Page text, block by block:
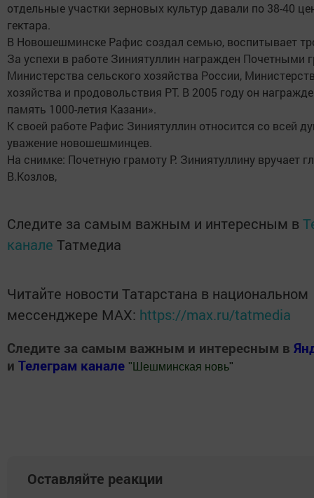
отдельные участки зерновых культур давали по 38-40
гектара.
В Новошешминске Рафис создал семью, воспитывает
За успехи в работе Зиниятуллин награжден Почетными
Министерства сельского хозяйства России,
хозяйства и продовольствия РТ. В 2005 году он
память 1000-летия Казани».
К своей работе Рафис Зиниятуллин относится со всей
уважение новошешминцев.
На снимке: Почетную грамоту Р. Зиниятуллину вручает
В.Козлов,
Следите за самым важным и интересным в
канале Татмедиа
Читайте новости Татарстана в национальном
мессенджере MАХ: https://max.ru/tatmedia
Следите за самым важным и интересным в
и Телеграм канале " Шешминская новь"
Оставляйте реакции